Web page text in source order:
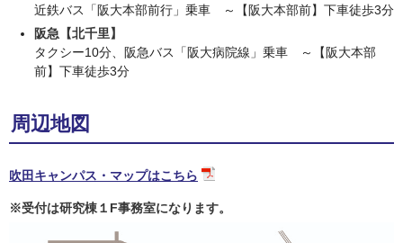
近鉄バス「阪大本部前行」乗車 ～【阪大本部前】下車徒歩3分
阪急【北千里】
タクシー10分、阪急バス「阪大病院線」乗車 ～【阪大本部
前】下車徒歩3分
周辺地図
吹田キャンパス・マップはこちら
※受付は研究棟１F事務室になります。